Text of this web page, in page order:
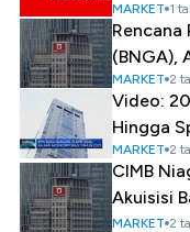
MARKET 1
Rencana
(BNGA),
MARKET 2
Video:
Hingga
MARKET 2
CIMB
Akuisisi
MARKET 2